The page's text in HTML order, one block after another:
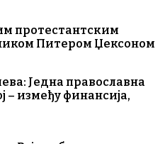
протестантским
Питером Џексоном
Једна православна
– између финансија,